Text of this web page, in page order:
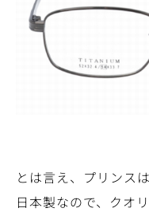
とは言え、プリンス
日本製なので、クオ